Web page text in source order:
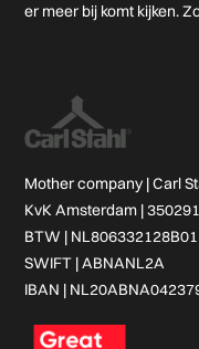
er meer bij komt kijken.
Mother company |Carl
KvK Amsterdam |
BTW | NL806332128B01
SWIFT | ABNANL2A
IBAN |